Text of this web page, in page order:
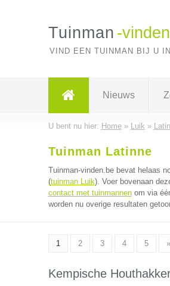
Tuinman -
VIND EEN TUINMAN BIJ U
Nieuws
U bent nu hier: Home» Luik »
Tuinman Latinne
Tuinman-vinden.be bevat helaas
(tuinman Luik). Voer bovenaan
contact met tuinmannenom via
worden nu overige resultaten
1 2 3 4 5 »
Kempische